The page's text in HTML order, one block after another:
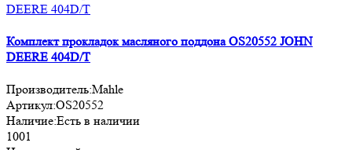
Комплект прокладок масляного поддона OS20552 JOHN
DEERE 404D/T
Производитель:Mahle
Артикул:OS20552
Наличие:Есть в наличии
1001